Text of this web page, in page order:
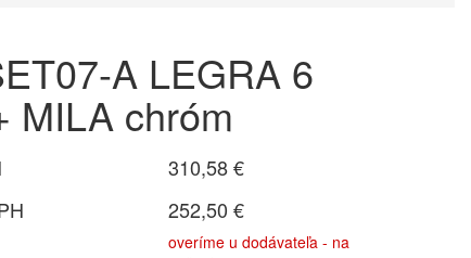
A LEGRA 6
MILA chróm
310,58 €
252,50 €
overíme u dodávateľa - na